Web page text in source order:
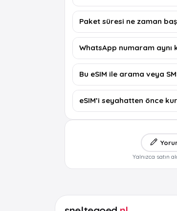
Paket süresi ne zaman
WhatsApp numaram aynı
Bu eSIM ile arama veya
eSIM’i seyahatten önce
Yalnızca satın